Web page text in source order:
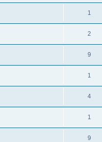
1
2
9
1
4
1
9